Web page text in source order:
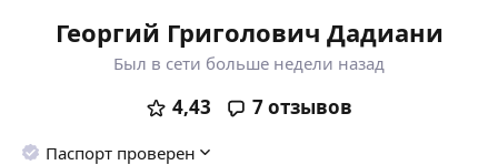
Георгий Григолович Дадиани
Был в сети больше недели назад
4,43 7отзывов
Паспорт проверен